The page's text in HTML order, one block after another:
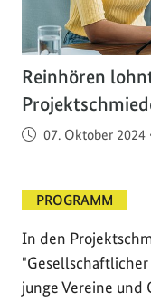
Reinhören
Veröffentlicht am
07. Oktober 2024
PROGRAMM
In den
junge Vereine und